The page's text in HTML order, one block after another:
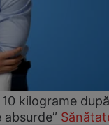
kilograme